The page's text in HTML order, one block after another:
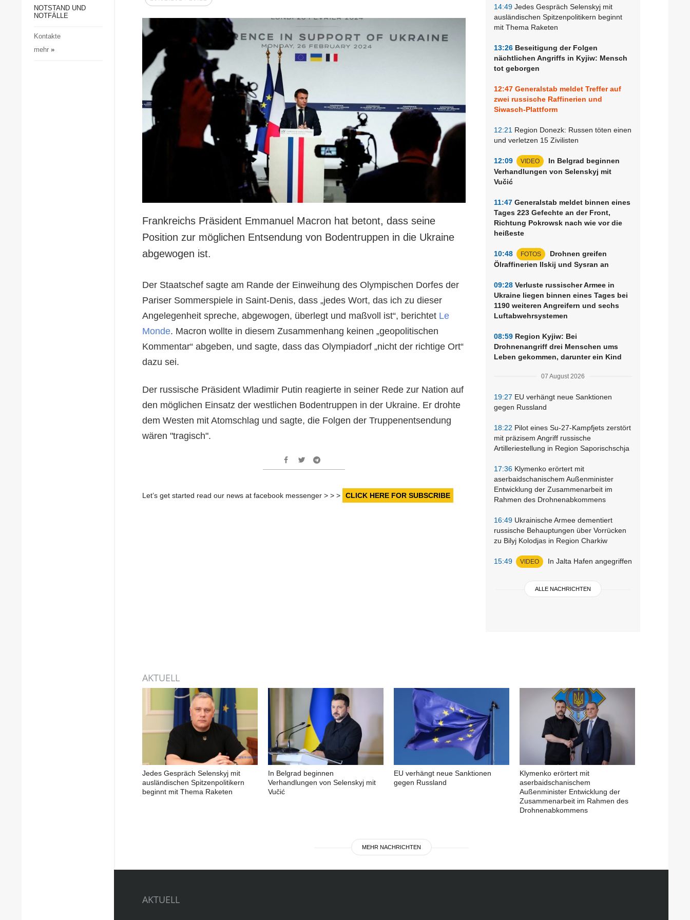
Gesellschaft und Kultur
Notstand und Notfälle
NOTSTAND UND
NOTFÄLLE
Kontakte
mehr»
14:49 Jedes Gespräch Selenskyj mit
ausländischen Spitzenpolitikern beginnt
mit Thema Raketen
13:26 Beseitigung der Folgen
nächtlichen Angriffs in Kyjiw: Mensch
tot geborgen
12:47 Generalstab meldet Treffer auf
zwei russische Raffinerien und
Siwasch-Plattform
12:21 Region Donezk: Russen töten einen
und verletzen 15 Zivilisten
12:09 VIDEO
In Belgrad beginnen
Verhandlungen von Selenskyj mit
Vučić
11:47 Generalstab meldet binnen eines
Tages 223 Gefechte an der Front,
Richtung Pokrowsk nach wie vor die
heißeste
10:48 FOTOS
Drohnen greifen
Ölraffinerien Ilskij und Sysran an
09:28 Verluste russischer Armee in
Ukraine liegen binnen eines Tages bei
1190 weiteren Angreifern und sechs
Luftabwehrsystemen
08:59 Region Kyjiw: Bei
Drohnenangriff drei Menschen ums
Leben gekommen, darunter ein Kind
07 August 2026
19:27 EU verhängt neue Sanktionen
gegen Russland
18:22 Pilot eines Su-27-Kampfjets zerstört
mit präzisem Angriff russische
Artilleriestellung in Region Saporischschja
17:36 Klymenko erörtert mit
aserbaidschanischem Außenminister
Entwicklung der Zusammenarbeit im
Rahmen des Drohnenabkommens
16:49 Ukrainische Armee dementiert
russische Behauptungen über Vorrücken
zu Bilyj Kolodjas in Region Charkiw
15:49 VIDEO In Jalta Hafen angegriffen
ALLE NACHRICHTEN
Frankreichs Präsident Emmanuel Macron hat betont, dass seine
Position zur möglichen Entsendung von Bodentruppen in die Ukraine
abgewogen ist.
Der Staatschef sagte am Rande der Einweihung des Olympischen Dorfes der
Pariser Sommerspiele in Saint-Denis, dass „jedes Wort, das ich zu dieser
Angelegenheit spreche, abgewogen, überlegt und maßvoll ist“, berichtet Le
Monde. Macron wollte in diesem Zusammenhang keinen „geopolitischen
Kommentar“ abgeben, und sagte, dass das Olympiadorf „nicht der richtige Ort“
dazu sei.
Der russische Präsident Wladimir Putin reagierte in seiner Rede zur Nation auf
den möglichen Einsatz der westlichen Bodentruppen in der Ukraine. Er drohte
dem Westen mit Atomschlag und sagte, die Folgen der Truppenentsendung
wären "tragisch".
Let’s get started read our news at facebook messenger > > > CLICK HERE FOR SUBSCRIBE
AKTUELL
Jedes Gespräch Selenskyj mit
ausländischen Spitzenpolitikern
beginnt mit Thema Raketen
In Belgrad beginnen
Verhandlungen von Selenskyj mit
Vučić
EU verhängt neue Sanktionen
gegen Russland
Klymenko erörtert mit
aserbaidschanischem
Außenminister Entwicklung der
Zusammenarbeit im Rahmen des
Drohnenabkommens
MEHR NACHRICHTEN
AKTUELL